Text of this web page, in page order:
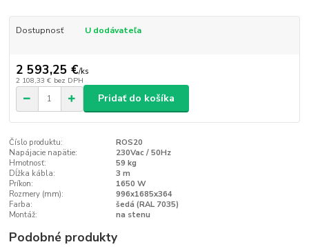
Dostupnosť U dodávateľa
2 593,25 €/ks
2 108,33 € bez DPH
Pridať do košíka
Číslo produktu:
ROS20
Napájacie napätie:
230Vac / 50Hz
Hmotnosť:
59 kg
Dĺžka kábla:
3 m
Príkon:
1650 W
Rozmery (mm):
996x1685x364
Farba:
šedá (RAL 7035)
Montáž:
na stenu
Podobné produkty